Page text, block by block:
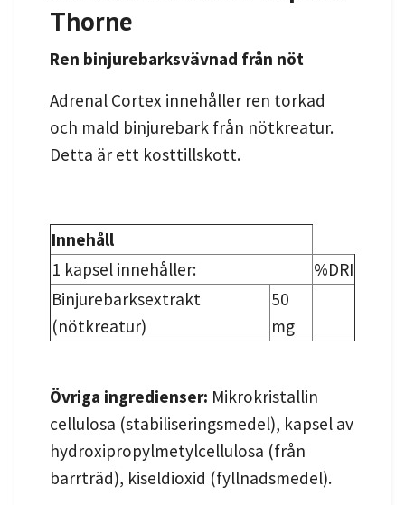
Thorne
Ren binjurebarksvävnad från nöt
Adrenal Cortex innehåller ren torkad
och mald binjurebark från nötkreatur.
Detta är ett kosttillskott.
Innehåll
1 kapsel innehåller:
%DRI
Binjurebarksextrakt
(nötkreatur)
50
mg
Övriga ingredienser: Mikrokristallin
cellulosa (stabiliseringsmedel), kapsel av
hydroxipropylmetylcellulosa (från
barrträd), kiseldioxid (fyllnadsmedel).